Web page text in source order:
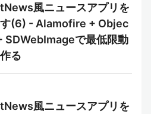
風ニュースアプリを
(6) - Alamofire + Objec
で最低限動
る
風ニュースアプリを